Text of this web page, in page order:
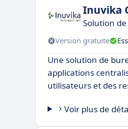
Inuvika
Solution
Version gratuite
Une solution de
applications
utilisateurs et des
Voir plus de